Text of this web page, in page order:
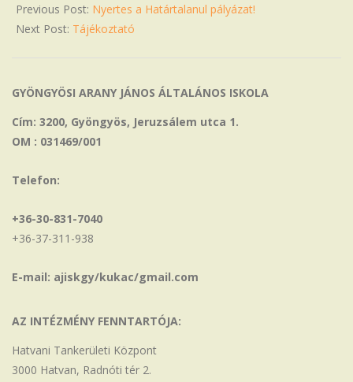
Previous Post: Nyertes a Határtalanul pályázat!
Next Post: Tájékoztató
GYÖNGYÖSI ARANY JÁNOS ÁLTALÁNOS ISKOLA
Cím: 3200, Gyöngyös, Jeruzsálem utca 1.
OM : 031469/001
Telefon:
+36-30-831-7040
+36-37-311-938
E-mail: ajiskgy/kukac/gmail.com
AZ INTÉZMÉNY FENNTARTÓJA:
Hatvani Tankerületi Központ
3000 Hatvan, Radnóti tér 2.